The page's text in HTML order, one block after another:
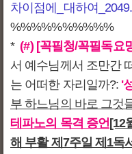
차이점에_대하여
%%%%%%%%%%
*(#) [꼭필청/꼭필독요
서 예수님께서 조만간
는 어떠한 자리일까?: '
부 하느님의 바로 그것
테파노의 목격 증언 [12
해 부활 제7주일 제1독